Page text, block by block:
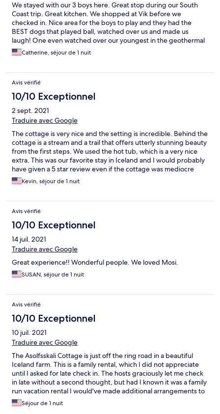
We stayed with our 3 boys here. Great stop during our South
Coast trip. Great kitchen. We shopped at Vik before we
checked in. Nice area for the boys to play and they had the
BEST dogs that played ball, watched over us and made us
laugh! One even watched over our youngest in the geothermal
hot tub at the cottage. Great spot! We would stay again. Very
nice hosts!
Catherine, séjour de 1 nuit
Avis vérifié
10/10 Exceptionnel
2 sept. 2021
Traduire avec Google
The cottage is very nice and the setting is incredible. Behind the
cottage is a stream and a trail that offers utterly stunning beauty
from the first steps. We used the hot tub, which is a very nice
extra. This was our favorite stay in Iceland and I would probably
have given a 5 star review even if the cottage was mediocre
because the area and the property / surroundings warrant it.
But the cottage is very well appointed if you want to cook
restaurant next door and had world class lamb chops. I would
highly recommend this cottage. A small area of improvement
would be better beds. In our cottage there was no queen as
listed. We found one room with a double and one with a double
under a bunk. I can say the double below the bunk is a very
uncomfortable mattress (not really a mattress at all). Having a tall
stayed at smaller rustic cabins with much better bedrooms. The
other double bed is great so if you are a party of two you will be
Kevin, séjour de 1 nuit
Avis vérifié
10/10 Exceptionnel
14 juil. 2021
Traduire avec Google
Great experience!! Wonderful people. We loved Mosi.
SUSAN, séjour de 1 nuit
Avis vérifié
10/10 Exceptionnel
10 juil. 2021
Traduire avec Google
The Asolfsskali Cottage is just off the ring road in a beautiful
Iceland farm. This is a family rental, which I did not appreciate
until I asked for late check in. The hosts graciously let me check
in late without a second thought, but had I known it was a family
run vacation rental I would've made additional arrangements to
show up within the stated check in hours! I stayed in the
summer, there are black out blinds, a kitchen, loft, and two
Séjour de 1 nuit